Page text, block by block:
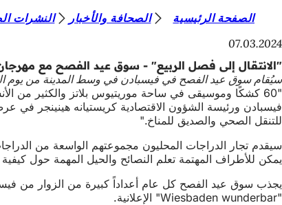
الانتقال إلى المحتوى
ن
ت
ه
ن
ا
الصفحة الرئيسية الصحافة والأخبار النشرات
07.03.2024
"الانتقال إلى فصل الربيع" - سوق عيد الفصح مع
سيُقام سوق عيد الفصح في فيسبادن في وسط المدينة من يوم الجمعة 15 مارس إلى الأحد 17 مارس. في منطقة المشاة، ستُقام مرة أخرى الفنون والحرف اليدوية والمأكولات الشهية والكثير من وسائل الترفيه في منطقة المشاة - بالإضافة إلى
"60 كشكًا وموسيقى في ساحة موريتيوس بلاتز والكثير من
للتنقل الصحي والصديق للمناخ."
يمكن للأطراف المهتمة تعلم النصائح والحيل المهمة حول
يجذب سوق عيد الفصح كل عام أعداداً كبيرة من الزوار من
"Wiesbaden wunderbar" الإعلانية.